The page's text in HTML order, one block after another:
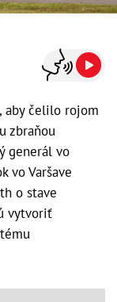
aby čelilo rojom
zbraňou
generál vo
vo Varšave
o stave
vytvoriť